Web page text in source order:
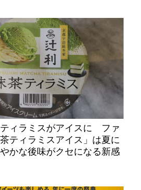
ティラミスがアイスに ファ
ティラミスアイス」は夏に
かな後味がクセになる新感